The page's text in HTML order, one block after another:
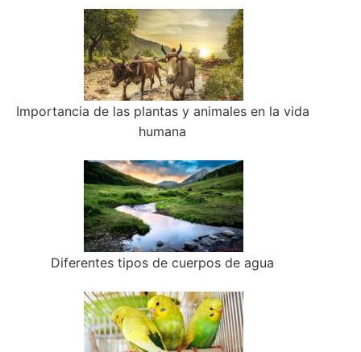
Importancia de las plantas y animales en la vida
humana
Diferentes tipos de cuerpos de agua